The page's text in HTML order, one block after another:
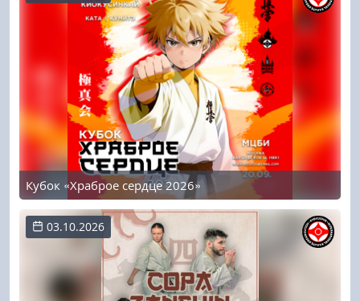
Кубок «Храброе сердце 2026»
03.10.2026